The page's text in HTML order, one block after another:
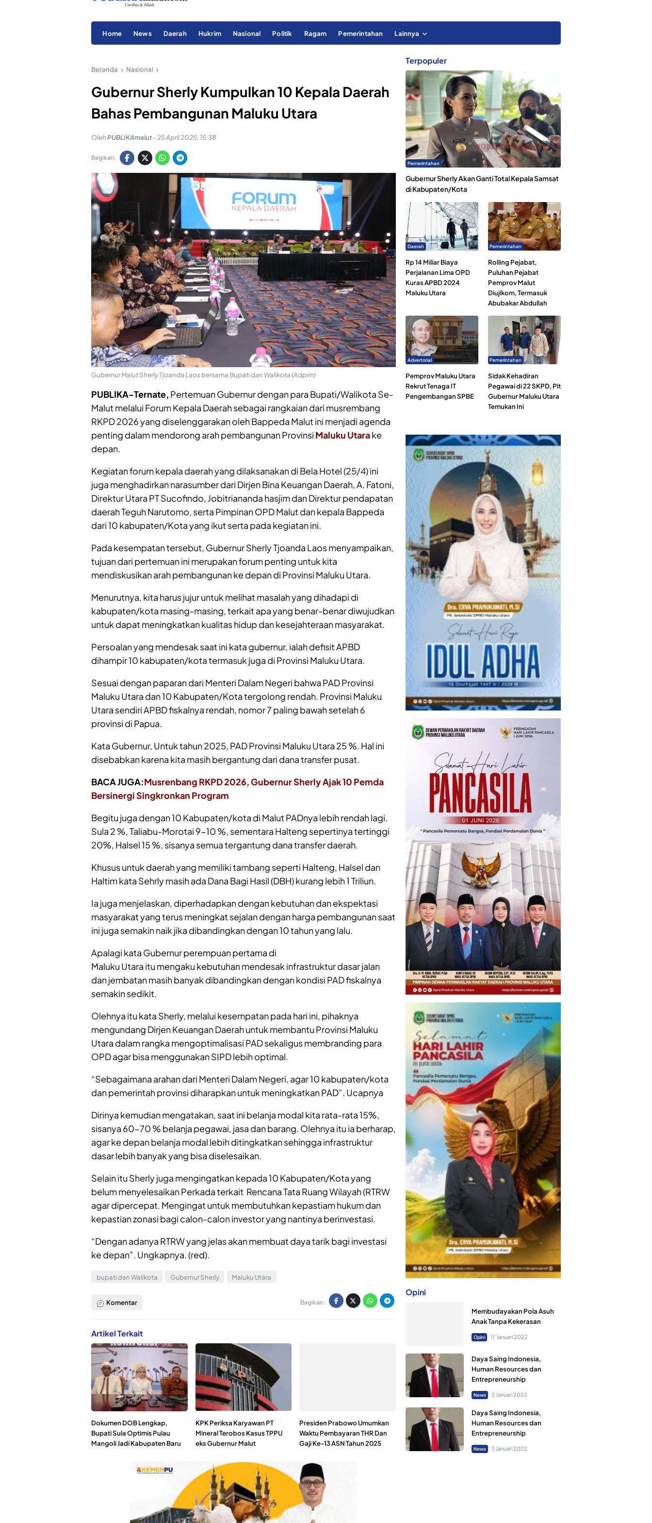
Home News Daerah Hukrim Nasional Politik Ragam Pemerintahan Lainnya
Beranda Nasional
Gubernur Sherly Kumpulkan 10 Kepala Daerah
Bahas Pembangunan Maluku Utara
OlehPUBLIKAmalut- 25 April 2025, 15:38
Bagikan:
Gubernur Malut Sherly Tjoanda Laos bersama Bupati dan Walikota (Adpim)
PUBLIKA-Ternate, Pertemuan Gubernur dengan para Bupati/Walikota Se-
Malut melalui Forum Kepala Daerah sebagai rangkaian dari musrembang
RKPD 2026 yang diselenggarakan oleh Bappeda Malut ini menjadi agenda
penting dalam mendorong arah pembangunan Provinsi Maluku Utarake
depan.
Kegiatan forum kepala daerah yang dilaksanakan di Bela Hotel (25/4) ini
juga menghadirkan narasumber dari Dirjen Bina Keuangan Daerah, A. Fatoni,
Direktur Utara PT Sucofindo, Jobitriananda hasjim dan Direktur pendapatan
daerah Teguh Narutomo, serta Pimpinan OPD Malut dan kepala Bappeda
dari 10 kabupaten/Kota yang ikut serta pada kegiatan ini.
Pada kesempatan tersebut, Gubernur Sherly Tjoanda Laos menyampaikan,
tujuan dari pertemuan ini merupakan forum penting untuk kita
mendiskusikan arah pembangunan ke depan di Provinsi Maluku Utara.
Menurutnya, kita harus jujur untuk melihat masalah yang dihadapi di
kabupaten/kota masing-masing, terkait apa yang benar-benar diwujudkan
untuk dapat meningkatkan kualitas hidup dan kesejahteraan masyarakat.
Persoalan yang mendesak saat ini kata gubernur, ialah defisit APBD
dihampir 10 kabupaten/kota termasuk juga di Provinsi Maluku Utara.
Sesuai dengan paparan dari Menteri Dalam Negeri bahwa PAD Provinsi
Maluku Utara dan 10 Kabupaten/Kota tergolong rendah. Provinsi Maluku
Utara sendiri APBD fiskalnya rendah, nomor 7 paling bawah setelah 6
provinsi di Papua.
Kata Gubernur, Untuk tahun 2025, PAD Provinsi Maluku Utara 25 %. Hal ini
disebabkan karena kita masih bergantung dari dana transfer pusat.
BACA JUGA:Musrenbang RKPD 2026, Gubernur Sherly Ajak 10 Pemda
Bersinergi Singkronkan Program
Begitu juga dengan 10 Kabupaten/kota di Malut PADnya lebih rendah lagi.
Sula 2 %, Taliabu-Morotai 9-10 %, sementara Halteng sepertinya tertinggi
20%, Halsel 15 %, sisanya semua tergantung dana transfer daerah.
Khusus untuk daerah yang memiliki tambang seperti Halteng, Halsel dan
Haltim kata Sehrly masih ada Dana Bagi Hasil (DBH) kurang lebih 1 Triliun.
Ia juga menjelaskan, diperhadapkan dengan kebutuhan dan ekspektasi
masyarakat yang terus meningkat sejalan dengan harga pembangunan saat
ini juga semakin naik jika dibandingkan dengan 10 tahun yang lalu.
Apalagi kata Gubernur perempuan pertama di
Maluku Utara itu mengaku kebutuhan mendesak infrastruktur dasar jalan
dan jembatan masih banyak dibandingkan dengan kondisi PAD fiskalnya
semakin sedikit.
Olehnya itu kata Sherly, melalui kesempatan pada hari ini, pihaknya
mengundang Dirjen Keuangan Daerah untuk membantu Provinsi Maluku
Utara dalam rangka mengoptimalisasi PAD sekaligus membranding para
OPD agar bisa menggunakan SIPD lebih optimal.
“Sebagaimana arahan dari Menteri Dalam Negeri, agar 10 kabupaten/kota
dan pemerintah provinsi diharapkan untuk meningkatkan PAD”. Ucapnya
Dirinya kemudian mengatakan, saat ini belanja modal kita rata-rata 15%,
sisanya 60-70 % belanja pegawai, jasa dan barang. Olehnya itu ia berharap,
agar ke depan belanja modal lebih ditingkatkan sehingga infrastruktur
dasar lebih banyak yang bisa diselesaikan.
Selain itu Sherly juga mengingatkan kepada 10 Kabupaten/Kota yang
belum menyelesaikan Perkada terkait Rencana Tata Ruang Wilayah (RTRW
agar dipercepat. Mengingat untuk membutuhkan kepastiam hukum dan
kepastian zonasi bagi calon-calon investor yang nantinya berinvestasi.
“Dengan adanya RTRW yang jelas akan membuat daya tarik bagi investasi
ke depan”. Ungkapnya. (red).
bupati dan Walikota Gubernur Sherly Maluku Utara
Komentar Bagikan:
Artikel Terkait
Dokumen DOB Lengkap,
Bupati Sula Optimis Pulau
Mangoli Jadi Kabupaten Baru
KPK Periksa Karyawan PT
Mineral Terobos Kasus TPPU
eks Gubernur Malut
Presiden Prabowo Umumkan
Waktu Pembayaran THR Dan
Gaji Ke-13 ASN Tahun 2025
Terpopuler
Pemerintahan
Gubernur Sherly Akan Ganti Total Kepala Samsat
di Kabupaten/Kota
Daerah
Rp 14 Miliar Biaya
Perjalanan Lima OPD
Kuras APBD 2024
Maluku Utara
Pemerintahan
Rolling Pejabat,
Puluhan Pejabat
Pemprov Malut
Diujikom, Termasuk
Abubakar Abdullah
Advertorial
Pemprov Maluku Utara
Rekrut Tenaga IT
Pengembangan SPBE
Pemerintahan
Sidak Kehadiran
Pegawai di 22 SKPD, Plt
Gubernur Maluku Utara
Temukan Ini
Opini
Membudayakan Pola Asuh
Anak Tanpa Kekerasan
Opini 17 Januari 2022
Daya Saing Indonesia,
Human Resources dan
Entrepreneurship
News 3 Januari 2022
Daya Saing Indonesia,
Human Resources dan
Entrepreneurship
News 3 Januari 2022